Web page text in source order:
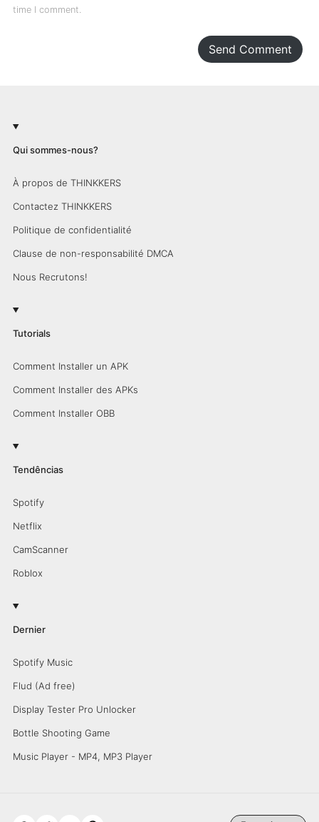
time I comment.
Send Comment
Qui sommes-nous?
À propos de THINKKERS
Contactez THINKKERS
Politique de confidentialité
Clause de non-responsabilité DMCA
Nous Recrutons!
Tutorials
Comment Installer un APK
Comment Installer des APKs
Comment Installer OBB
Tendências
Spotify
Netflix
CamScanner
Roblox
Dernier
Spotify Music
Flud (Ad free)
Display Tester Pro Unlocker
Bottle Shooting Game
Music Player - MP4, MP3 Player